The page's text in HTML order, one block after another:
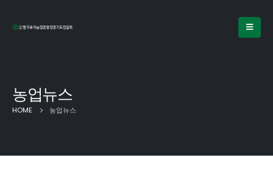
농업뉴스
HOME 농업뉴스